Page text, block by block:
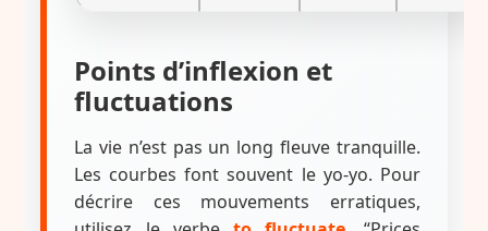
Points d’inflexion et
fluctuations
La vie n’est pas un long fleuve tranquille.
Les courbes font souvent le yo-yo. Pour
décrire ces mouvements erratiques,